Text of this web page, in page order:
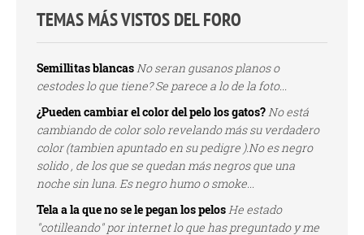
TEMAS MÁS VISTOS DEL FORO
Semillitas blancasNo seran gusanos planos o
cestodes lo que tiene? Se parece a lo de la foto...
¿Pueden cambiar el color del pelo los gatos?No está
cambiando de color solo revelando más su verdadero
color (tambien apuntado en su pedigre ).No es negro
solido , de los que se quedan más negros que una
noche sin luna. Es negro humo o smoke...
Tela a la que no se le pegan los pelosHe estado
"cotilleando" por internet lo que has preguntado y me